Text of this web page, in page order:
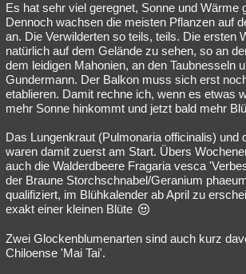
Es hat sehr viel geregnet, Sonne und Wärme
Dennoch wachsen die meisten Pflanzen auf
an. Die Verwilderten so teils, teils. Die ersten
natürlich auf dem Gelände zu sehen, so an
dem leidigen Mahonien, an den Taubnesseln
Gundermann. Der Balkon muss sich erst
etablieren. Damit rechne ich, wenn es etwas
mehr Sonne hinkommt und jetzt bald mehr
Das Lungenkraut (Pulmonaria officinalis) und
waren damit zuerst am Start. Übers
auch die Walderdbeere Fragaria vesca
der Braune Storchschnabel/Geranium
qualifiziert, im Blühkalender ab April zu
exakt einer kleinen Blüte
Zwei Glockenblumenarten sind auch kurz
Chiloense 'Mai Tai'.